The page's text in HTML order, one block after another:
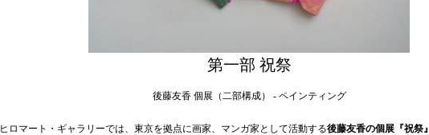
第一部 祝祭
後藤友香 個展（二部構成） - ペインティング
ヒロマート・ギャラリーでは、東京を拠点に画家、マンガ家として活動する後藤友香の個展『祝祭